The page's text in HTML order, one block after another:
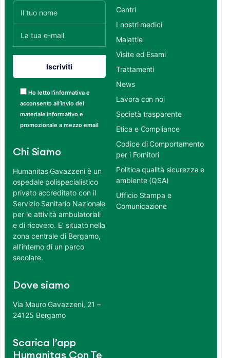
Ho letto l’informativa e
acconsento all’invio del
materiale informativo e
promozionale a mezzo email
Chi Siamo
Humanitas Gavazzeni è un
ospedale polispecialistico
privato accreditato con il
Servizio Sanitario Nazionale
per le attività ambulatoriali
e di ricovero. E’ situato nella
zona centrale di Bergamo,
all’interno di un parco
secolare.
Dove siamo
Via Mauro Gavazzeni, 21 –
24125 Bergamo
Scarica l’app
Humanitas Con Te
Centri
I nostri medici
Malattie
Visite ed Esami
Trattamenti
News
Lavora con noi
Società trasparente
Etica e Compliance
Codice di Comportamento
per i Fornitori
Politica qualità sicurezza e
ambiente (QSA)
Ufficio Stampa e
Comunicazione